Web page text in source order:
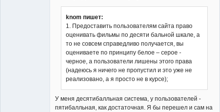
knom пишет:
1. Предоставить пользователям сайта право
оценивать фильмы по десяти бальной шкале, а
то не совсем справедливо получается, вы
оцениваете по принципу белое – серое -
черное, а пользователи лишены этого права
(надеюсь я ничего не пропустил и это уже не
реализовано, а я просто не в курсе);
У меня десятибалльная система, у пользователей -
пятибалльная, как достаточная. Я бы перешел и сам на